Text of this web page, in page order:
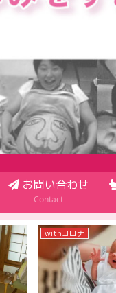
お問い合わせ
Contact
withコロナ